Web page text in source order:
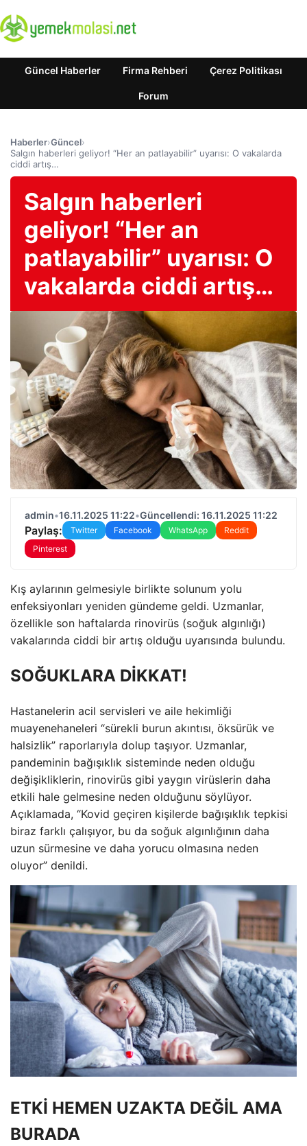
Güncel Haberler Firma Rehberi Çerez Politikası
Forum
Haberler›Güncel›
Salgın haberleri geliyor! “Her an patlayabilir” uyarısı: O vakalarda
ciddi artış…
Salgın haberleri
geliyor! “Her an
patlayabilir” uyarısı: O
vakalarda ciddi artış…
admin•16.11.2025 11:22•Güncellendi: 16.11.2025 11:22
Paylaş: Twitter Facebook WhatsApp
Reddit
Pinterest
Kış aylarının gelmesiyle birlikte solunum yolu
enfeksiyonları yeniden gündeme geldi. Uzmanlar,
özellikle son haftalarda rinovirüs (soğuk algınlığı)
vakalarında ciddi bir artış olduğu uyarısında bulundu.
SOĞUKLARA DİKKAT!
Hastanelerin acil servisleri ve aile hekimliği
muayenehaneleri “sürekli burun akıntısı, öksürük ve
halsizlik” raporlarıyla dolup taşıyor. Uzmanlar,
pandeminin bağışıklık sisteminde neden olduğu
değişikliklerin, rinovirüs gibi yaygın virüslerin daha
etkili hale gelmesine neden olduğunu söylüyor.
Açıklamada, “Kovid geçiren kişilerde bağışıklık tepkisi
biraz farklı çalışıyor, bu da soğuk algınlığının daha
uzun sürmesine ve daha yorucu olmasına neden
oluyor” denildi.
ETKİ HEMEN UZAKTA DEĞİL AMA
BURADA